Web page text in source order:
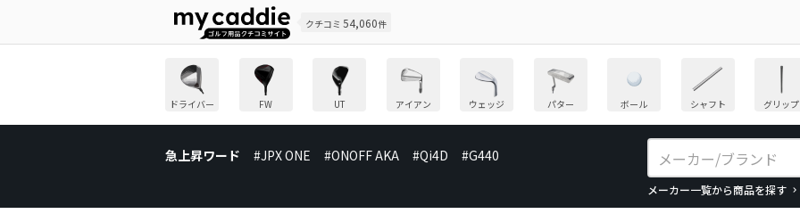
クチコミ 54,060件
ドライバー FW UT アイアン ウェッジ パター ボール シャフト グリップ
急上昇ワード #JPX ONE #ONOFF AKA #Qi4D #G440
メーカー一覧から商品を探す